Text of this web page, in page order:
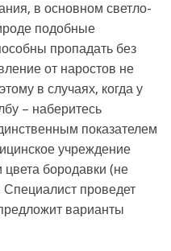
в основном светло-
подобные
пропадать без
от наростов не
в случаях, когда у
– наберитесь
показателем
учреждение
бородавки (не
проведет
варианты